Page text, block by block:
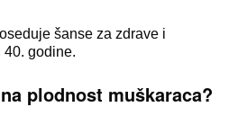
šanse za zdrave i
40. godine.
plodnost muškaraca?